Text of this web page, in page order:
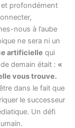
profondément
nous à l’aube
ne sera ni un
artificielle qui
demain était : «
vous trouve.
dans le fait que
le successeur
Un défi